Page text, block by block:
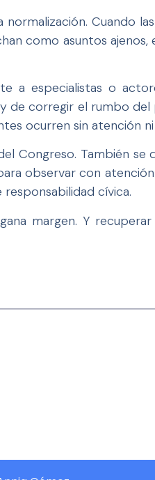
Cuando
como asuntos
a especialistas o
de corregir el rumbo del
ocurren sin atención
Congreso. También se
observar con
cívica.
margen. Y